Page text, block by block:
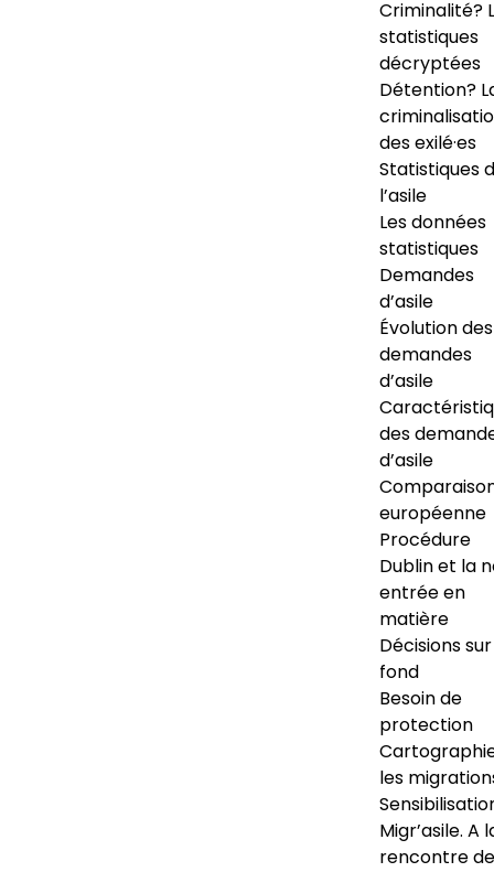
Criminalité?
statistiques
décryptées
Détention?
des exilé·es
Statistiques
l’asile
Les données
statistiques
Demandes
d’asile
Évolution des
demandes
d’asile
des
d’asile
européenne
Procédure
Dublin et la
entrée en
matière
Décisions
fond
Besoin de
protection
les
Migr’asile. A
rencontre